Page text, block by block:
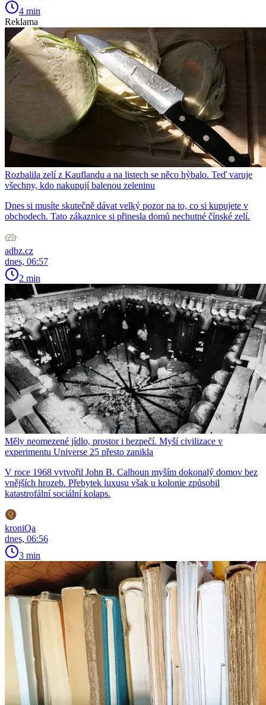
4 min
Reklama
Rozbalila zelí z Kauflandu a na listech se něco hýbalo. Teď varuje
všechny, kdo nakupují balenou zeleninu
Dnes si musíte skutečně dávat velký pozor na to, co si kupujete v
obchodech. Tato zákaznice si přinesla domů nechutné čínské zelí.
adbz.cz
dnes, 06:57
2 min
Měly neomezené jídlo, prostor i bezpečí. Myší civilizace v
experimentu Universe 25 přesto zanikla
V roce 1968 vytvořil John B. Calhoun myším dokonalý domov bez
vnějších hrozeb. Přebytek luxusu však u kolonie způsobil
katastrofální sociální kolaps.
kroniQa
dnes, 06:56
3 min